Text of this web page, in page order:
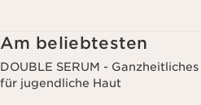
Websites Dritter, sowie für
Am beliebtesten
DOUBLE SERUM -
für jugendliche Haut